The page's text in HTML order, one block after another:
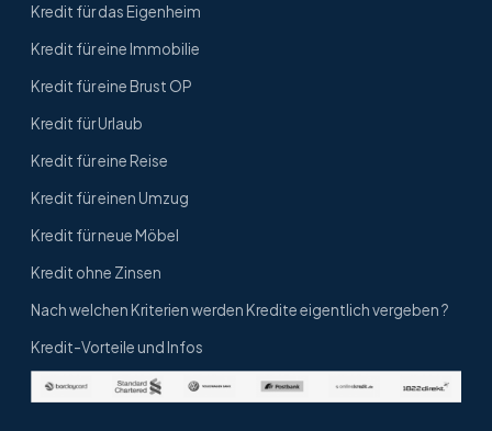
Kredit für das Eigenheim
Kredit für eine Immobilie
Kredit für eine Brust OP
Kredit für Urlaub
Kredit für eine Reise
Kredit für einen Umzug
Kredit für neue Möbel
Kredit ohne Zinsen
Nach welchen Kriterien werden Kredite eigentlich vergeben ?
Kredit-Vorteile und Infos